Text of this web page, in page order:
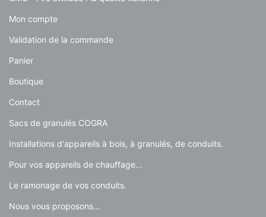
Mon compte
Validation de la commande
Panier
Boutique
Contact
Sacs de granulés COGRA
Installations d'appareils à bois, à granulés, de conduits.
Pour vos appareils de chauffage...
Le ramonage de vos conduits.
Nous vous proposons...